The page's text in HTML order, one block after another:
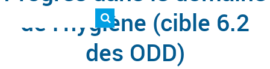
de l’hygiène (cible 6.2
des ODD)